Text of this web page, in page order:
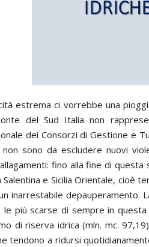
estrema ci vorrebbe una
del Sud Italia non
dei Consorzi di Gestione e
sono da escludere nuovi
fino alla fine di
Salentina e Sicilia Orientale, cioè
inarrestabile depauperamento.
le più scarse di sempre in
di riserva idrica (mln. mc.
tendono a ridursi